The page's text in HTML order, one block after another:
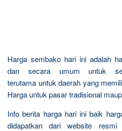
Harga sembako hari ini adalah
dan secara umum untuk
terutama untuk daerah yang
Harga untuk pasar tradisional
Info berita harga hari ini baik
didapatkan dari website resmi